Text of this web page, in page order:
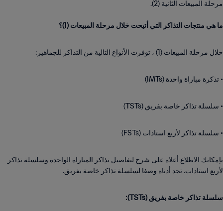
ما هي منتجات التذاكر التي أتيحت خلال مرحلة المبيعات (1)؟
خلال مرحلة المبيعات (1) ، توفرت الأنواع التالية من التذاكر للجماهير:
• تذكرة مباراة واحدة (IMTs)
• سلسلة تذاكر خاصة بفريق (TSTs)
• سلسلة تذاكر لأربع استادات (FSTs)
بإمكانك الاطلاع أعلاه على شرح لتفاصيل تذاكر المباراة الواحدة وسلسلة تذاكر
لأربع استادات. تجد أدناه وصفا لسلسلة تذاكر خاصة بفريق.
سلسلة تذاكر خاصة بفريق (TSTs):